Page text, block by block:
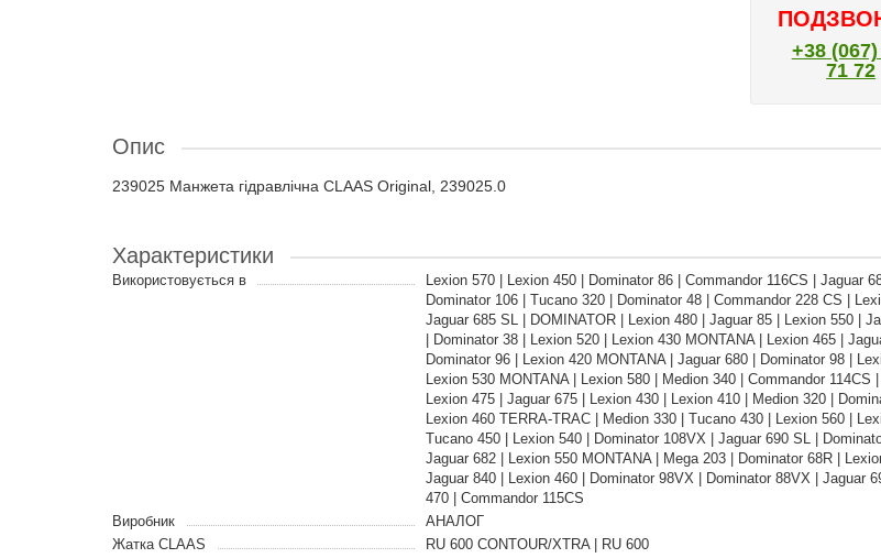
+38
71 72
Опис
239025 Манжета гідравлічна CLAAS Original, 239025.0
Характеристики
Використовується в
Lexion 570 | Lexion 450 | Dominator 86 | Commandor 116CS | Jaguar
Dominator 106 | Tucano 320 | Dominator 48 | Commandor 228 CS |
Jaguar 685 SL | DOMINATOR | Lexion 480 | Jaguar 85 | Lexion 550 |
| Dominator 38 | Lexion 520 | Lexion 430 MONTANA | Lexion 465 |
Dominator 96 | Lexion 420 MONTANA | Jaguar 680 | Dominator 98 |
Lexion 530 MONTANA | Lexion 580 | Medion 340 | Commandor
Lexion 475 | Jaguar 675 | Lexion 430 | Lexion 410 | Medion 320 |
Lexion 460 TERRA-TRAC | Medion 330 | Tucano 430 | Lexion 560 |
Tucano 450 | Lexion 540 | Dominator 108VX | Jaguar 690 SL |
Jaguar 682 | Lexion 550 MONTANA | Mega 203 | Dominator 68R |
Jaguar 840 | Lexion 460 | Dominator 98VX | Dominator 88VX | Jaguar
470 | Commandor 115CS
Виробник
АНАЛОГ
Жатка CLAAS
RU 600 CONTOUR/XTRA | RU 600